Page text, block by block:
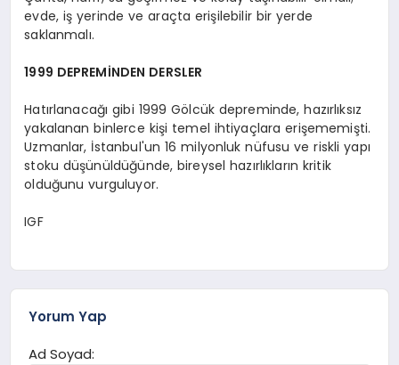
evde, iş yerinde ve araçta erişilebilir bir yerde
saklanmalı.
1999 DEPREMİNDEN DERSLER
Hatırlanacağı gibi 1999 Gölcük depreminde, hazırlıksız
yakalanan binlerce kişi temel ihtiyaçlara erişememişti.
Uzmanlar, İstanbul'un 16 milyonluk nüfusu ve riskli yapı
stoku düşünüldüğünde, bireysel hazırlıkların kritik
olduğunu vurguluyor.
IGF
Yorum Yap
Ad Soyad: